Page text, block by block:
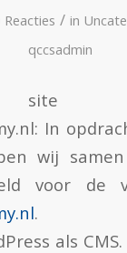
Reacties / in
qccsadmin
In
wij
voor de
.
als